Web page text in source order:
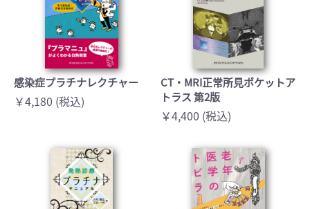
感染症プラチナレクチャー
￥4,180 (税込)
CT・MRI正常所見ポケットア
トラス 第2版
￥4,400 (税込)